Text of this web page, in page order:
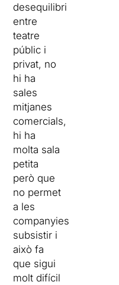
desequilibri
entre
teatre
públic i
privat, no
hi ha
sales
mitjanes
comercials,
hi ha
molta sala
petita
però que
no permet
a les
companyies
subsistir i
això fa
que sigui
molt difícil